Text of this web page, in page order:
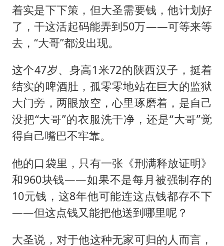
着实是下下策，但大圣需要钱，他计划好
了，干这活起码能弄到50万——可等来等
去，“大哥”都没出现。
这个47岁、身高1米72的陕西汉子，挺着
结实的啤酒肚，孤零零地站在巨大的监狱
大门旁，两眼放空，心里琢磨着，是自己
没把“大哥”的衣服洗干净，还是“大哥”觉
得自己嘴巴不牢靠。
他的口袋里，只有一张《刑满释放证明》
和960块钱——如果不是每月被强制存的
10元钱，这8年他可能连这点钱都存不下
——但这点钱又能把他送到哪里呢？
大圣说，对于他这种无家可归的人而言，